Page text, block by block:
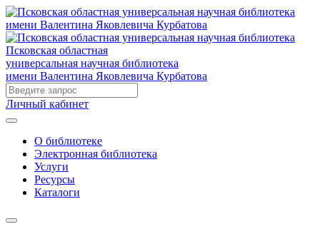
Псковская областная
универсальная научная библиотека
имени Валентина Яковлевича Курбатова
Личный кабинет
О библиотеке
Электронная библиотека
Услуги
Ресурсы
Каталоги